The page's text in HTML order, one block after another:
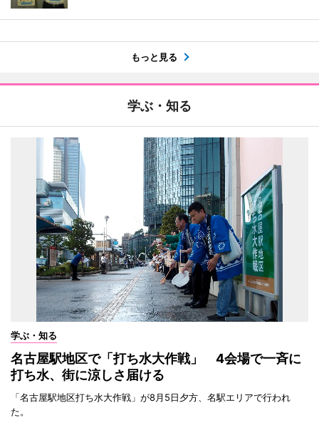
もっと見る
学ぶ・知る
学ぶ・知る
名古屋駅地区で「打ち水大作戦」 4会場で一斉に
打ち水、街に涼しさ届ける
「名古屋駅地区打ち水大作戦」が8月5日夕方、名駅エリアで行われ
た。